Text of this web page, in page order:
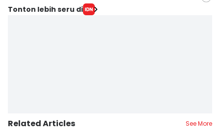
Editor
Tonton lebih seru di
Related Articles See More